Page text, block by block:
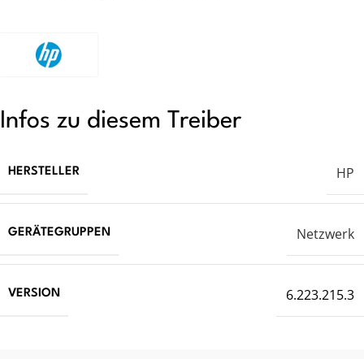
Infos zu diesem Treiber
HERSTELLER HP
GERÄTEGRUPPEN Netzwerk
VERSION 6.223.215.3